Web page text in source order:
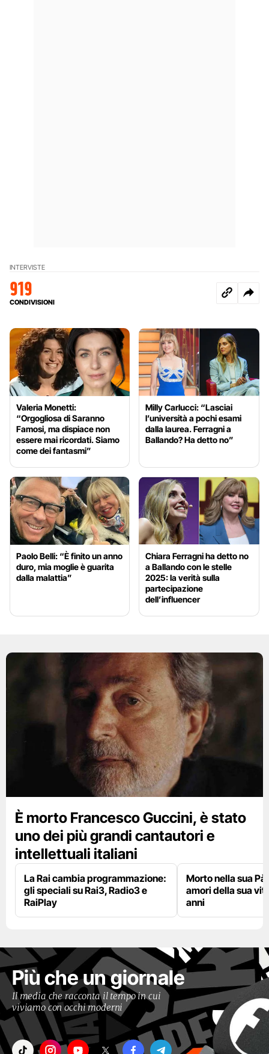
INTERVISTE
919
CONDIVISIONI
Valeria Monetti:
“Orgogliosa di Saranno
Famosi, ma dispiace non
essere mai ricordati. Siamo
come dei fantasmi”
Milly Carlucci: “Lasciai
l’università a pochi esami
dalla laurea. Ferragni a
Ballando? Ha detto no”
Paolo Belli: “È finito un anno
duro, mia moglie è guarita
dalla malattia”
Chiara Ferragni ha detto no
a Ballando con le stelle
2025: la verità sulla
partecipazione
dell’influencer
È morto Francesco Guccini, è stato
uno dei più grandi cantautori e
intellettuali italiani
La Rai cambia programmazione:
gli speciali su Rai3, Radio3 e
RaiPlay
Morto nella sua
amori della sua
anni
Più che un giornale
Il media che racconta il tempo in cui
viviamo con occhi moderni